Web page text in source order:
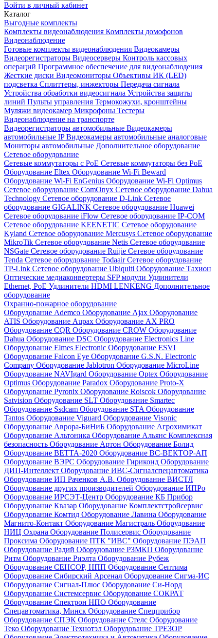
Войти в личный кабинет
Каталог
Выгодные комплекты
Комплекты видеонаблюдения Комплекты домофонов
Видеонаблюдение
Готовые комплекты видеонаблюдения Видеокамеры
Видеорегистраторы Видеосерверы Контроль кассовых
операций Программное обеспечение для видеонаблюдения
Жесткие диски Видеомониторы Объективы ИК (LED)
подсветка Сплиттеры, инжекторы Передача сигнала
Устройства обработки видеосигнала Устройства защиты
линий Пульты управления Термокожухи, кронштейны
Муляжи видеокамер Микрофоны Тестеры
Видеонаблюдение на транспорте
Видеорегистраторы автомобильные Видеокамеры
автомобильные IPВидеокамеры автомобильные аналоговые
Мониторы автомобильные Дополнительное оборудование
Сетевое оборудование
Сетевые коммутаторы с РоЕ Сетевые коммутаторы без РоЕ
Оборудование Eltex Оборудование Wi-Fi Beward
Оборудование Wi-Fi EnGenius Оборудование Wi-Fi Optimus
Сетевое оборудование ComOnyx Сетевое оборудование Dahua
Technology Сетевое оборудование D-Link Сетевое
оборудование GIGALINK Сетевое оборудование Huawei
Сетевое оборудование iFlow Сетевое оборудование IP-COM
Сетевое оборудование KEENETIC Сетевое оборудование
Kyland Сетевое оборудование Mercusys Сетевое оборудование
MikroTik Сетевое оборудование Netis Сетевое оборудование
NSGate Сетевое оборудование Ruijie Сетевое оборудование
Tenda Сетевое оборудование TodaairСетевое оборудование
TP-Link Сетевое оборудование Ubiquiti Оборудование Тахион
Оптические медиаконвертеры SFP модули Удлинители
Ethernet, PoE Удлинители HDMI LENKENG Дополнительное
оборудование
Охранно-пожарное оборудование
Оборудование Ademco Оборудование Ajax Оборудование
ATIS Оборудование Aupax Оборудование AX PRO
Оборудование CQR Оборудование CROW Оборудование
Dahua Оборудование DSC Оборудование Electronics Line
Оборудование Elmes Electronic Оборудование ESVI
Оборудование Falcon Eye Оборудование G.S.N. Electronic
Company Оборудование Jablotron Оборудование MicroLine
Оборудование NAVIgard Оборудование Optex Оборудование
Optimus Оборудование Paradox Оборудование Proto-X
Оборудование Pyronix Оборудование Roiscok Оборудование
Satvision Оборудование SLT Оборудование Smartec
Оборудование Ssdcam Оборудование STA Оборудование
Tantos Оборудование Viguard Оборудование Visonic
Оборудование Аврора-БиНиБ Оборудование Агрохимикат
Оборудование Альтоника Оборудование Альянс Комплексная
безопасность Оборудование Артон Оборудование Болид
Оборудование ВЕТТА-2020 Оборудование ВС-ВЕКТОР-АП
Оборудование ВЭРС Оборудование Гириконд Оборудование
ДИП-Интеллект Оборудование ИВС-Сигналспецавтоматика
Оборудование ИП Раченков А.В. Оборудование ВИСТЛ
Оборудование других производителей Оборудование ИПРо
Оборудование ИРСЭТ-Центр Оборудование КБ Прибор
Оборудование Квазар Оборудование Комплектстройсервис
Оборудование Комтид Оборудование Лавина Оборудование
Магнито-Контакт Оборудование Магистраль Оборудование
НИЦ Охрана Оборудование Полисервис Оборудование
Проксима Оборудование ПТК "ИВС" Оборудование ПЭАП
Оборудование Радий Оборудование РЗМКП Оборудование
Ритм Оборудование Риэлта Оборудование Рубеж
Оборудование СЕНСОР, НПП Оборудование Септима
Оборудование Сибирский Арсенал Оборудование Сигма-ИС
Оборудование Сигнал-Плюс Оборудование Си-Норд
Оборудование Системсервис Оборудование СОКРАТ
Оборудование Спектрон НПО Оборудование
Спецавтоматика, Минск Оборудование Спецприбор
Оборудование СПЭК Оборудование Стелс Оборудование
Теко Оборудование Технотэл Оборудование ТРЕЗОР